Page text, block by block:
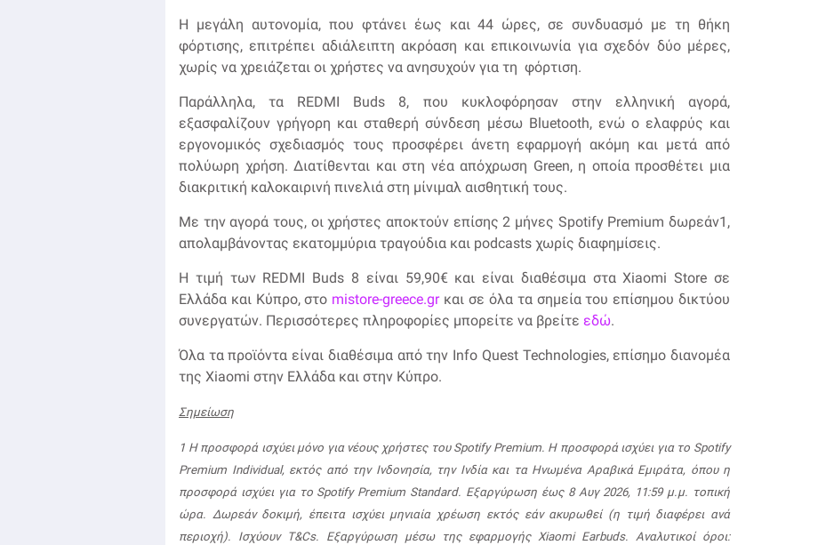
Η μεγάλη αυτονομία, που φτάνει έως και 44 ώρες, σε συνδυασμό με τη θήκη
φόρτισης, επιτρέπει αδιάλειπτη ακρόαση και επικοινωνία για σχεδόν δύο μέρες,
χωρίς να χρειάζεται οι χρήστες να ανησυχούν για τη φόρτιση.
Παράλληλα, τα REDMI Buds 8, που κυκλοφόρησαν στην ελληνική αγορά,
εξασφαλίζουν γρήγορη και σταθερή σύνδεση μέσω Bluetooth, ενώ ο ελαφρύς και
εργονομικός σχεδιασμός τους προσφέρει άνετη εφαρμογή ακόμη και μετά από
πολύωρη χρήση. Διατίθενται και στη νέα απόχρωση Green, η οποία προσθέτει μια
διακριτική καλοκαιρινή πινελιά στη μίνιμαλ αισθητική τους.
Με την αγορά τους, οι χρήστες αποκτούν επίσης 2 μήνες Spotify Premium δωρεάν1 ,
απολαμβάνοντας εκατομμύρια τραγούδια και podcasts χωρίς διαφημίσεις.
Η τιμή των REDMI Buds 8 είναι 59,90€ και είναι διαθέσιμα στα Xiaomi Store σε
Ελλάδα και Κύπρο, στο mistore-greece.grκαι σε όλα τα σημεία του επίσημου δικτύου
συνεργατών. Περισσότερες πληροφορίες μπορείτε να βρείτε εδώ.
Όλα τα προϊόντα είναι διαθέσιμα από την Info Quest Technologies, επίσημο διανομέα
της Xiaomi στην Ελλάδα και στην Κύπρο.
Σημείωση
1 Η προσφορά ισχύει μόνο για νέους χρήστες του Spotify Premium. Η προσφορά ισχύει για το Spotify
Premium Individual, εκτός από την Ινδονησία, την Ινδία και τα Ηνωμένα Αραβικά Εμιράτα, όπου η
προσφορά ισχύει για το Spotify Premium Standard. Εξαργύρωση έως 8 Αυγ 2026, 11:59 μ.μ. τοπική
ώρα. Δωρεάν δοκιμή, έπειτα ισχύει μηνιαία χρέωση εκτός εάν ακυρωθεί (η τιμή διαφέρει ανά
περιοχή). Ισχύουν T&Cs. Εξαργύρωση μέσω της εφαρμογής Xiaomi Earbuds. Αναλυτικοί όροι: